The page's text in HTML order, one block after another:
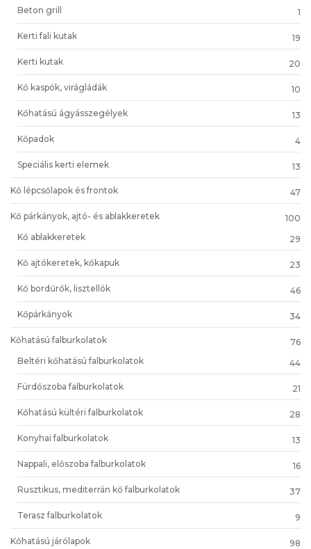
Beton grill 1
Kerti fali kutak 19
Kerti kutak 20
Kő kaspók, virágládák 10
Kőhatású ágyásszegélyek 13
Kőpadok 4
Speciális kerti elemek 13
Kő lépcsőlapok és frontok 47
Kő párkányok, ajtó- és ablakkeretek
100
Kő ablakkeretek
29
Kő ajtókeretek, kőkapuk 23
Kő bordűrők, lisztellók 46
Kőpárkányok 34
Kőhatású falburkolatok
76
Beltéri kőhatású falburkolatok
44
Fürdőszoba falburkolatok 21
Kőhatású kültéri falburkolatok 28
Konyhai falburkolatok 13
Nappali, előszoba falburkolatok 16
Rusztikus, mediterrán kő falburkolatok 37
Terasz falburkolatok 9
Kőhatású járólapok
98